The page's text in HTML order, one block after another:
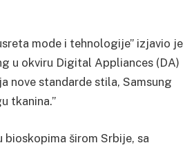
mode i tehnologije” izjavio je
u okviru Digital Appliances (DA)
nove standarde stila, Samsung
tkanina.”
širom Srbije, sa